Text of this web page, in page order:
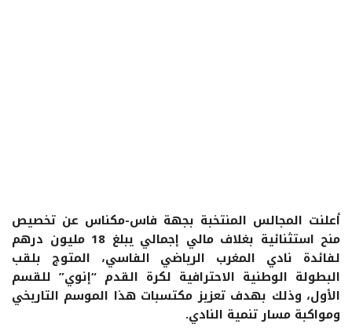
أعلنت المجالس المنتخبة بجهة فاس-مكناس عن تخصيص
منح استثنائية بغلاف مالي إجمالي يبلغ 18 مليون درهم
لفائدة نادي المغرب الرياضي الفاسي، المتوج بلقب
البطولة الوطنية الاحترافية لكرة القدم “إنوي” للقسم
الأول، وذلك بهدف تعزيز مكتسبات هذا الموسم التاريخي
ومواكبة مسار تنمية النادي.